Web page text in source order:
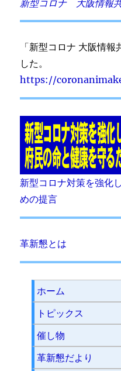
新型コロナ 大阪情報
「新型コロナ 大阪情
した。
https://
新型コロナ対策を強化
めの提言
革新懇とは
ホーム
トピックス
催し物
革新懇だより